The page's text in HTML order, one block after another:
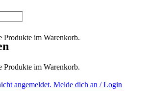
Produkte im Warenkorb.
Produkte im Warenkorb.
angemeldet. Melde dich an / Login